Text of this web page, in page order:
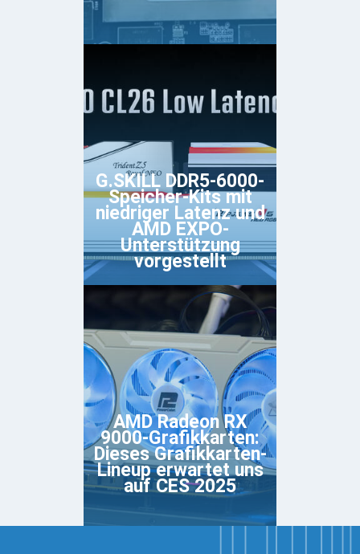
G.SKILL DDR5-6000-
Speicher-Kits mit
niedriger Latenz und
AMD EXPO-
Unterstützung
vorgestellt
AMD Radeon RX
9000-Grafikkarten:
Dieses Grafikkarten-
Lineup erwartet uns
auf CES 2025